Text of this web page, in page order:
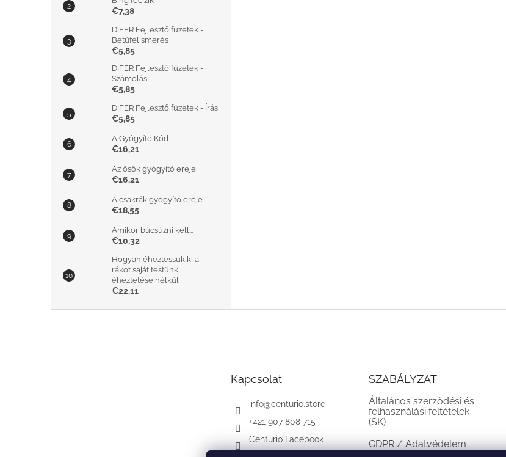
€7,38
DIFER Fejlesztő füzetek -
Betűfelismerés
€5,85
DIFER Fejlesztő füzetek -
Számolás
€5,85
DIFER Fejlesztő füzetek - Írás
€5,85
A Gyógyító Kód
€16,21
Az ősök gyógyító ereje
€16,21
A csakrák gyógyító ereje
€18,55
Amikor búcsúzni kell...
€10,32
Hogyan éheztessük ki a
rákot saját testünk
éheztetése nélkül
€22,11
Kapcsolat
info@centurio.store
+421 907 808 715
Centurio Facebook
SZABÁLYZAT
Általános szerződési és
felhasználási feltételek
(SK)
GDPR / Adatvédelem
(SK)